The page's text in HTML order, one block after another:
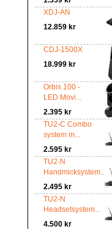
XDJ-AN
12.859 kr
CDJ-1500X
18.999 kr
Orbis 100 -
LED Movi...
2.395 kr
TU2-C Combo
system m...
2.595 kr
TU2-N
Handmicksystem...
2.495 kr
TU2-N
Headsetsystem...
4.500 kr